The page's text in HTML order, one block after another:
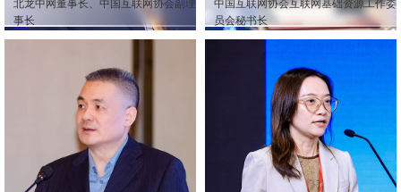
事长
员会秘书长